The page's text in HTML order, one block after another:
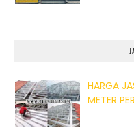
HARGA
METER